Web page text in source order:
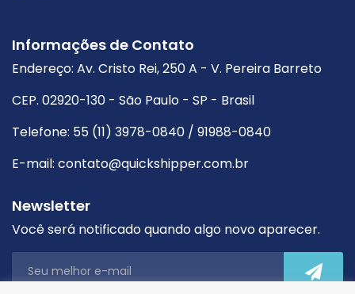
Informações de Contato
Endereço: Av. Cristo Rei, 250 A - V. Pereira Barreto
CEP. 02920-130 - São Paulo - SP - Brasil
Telefone: 55 (11) 3978-0840 / 91988-0840
E-mail: contato@quickshipper.com.br
Newsletter
Você será notificado quando algo novo aparecer.